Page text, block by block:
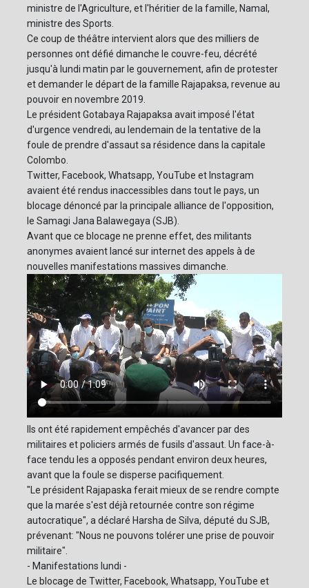
ministre de l'Agriculture, et l'héritier de la famille, Namal,
ministre des Sports.
Ce coup de théâtre intervient alors que des milliers de
personnes ont défié dimanche le couvre-feu, décrété
jusqu'à lundi matin par le gouvernement, afin de protester
et demander le départ de la famille Rajapaksa, revenue au
pouvoir en novembre 2019.
Le président Gotabaya Rajapaksa avait imposé l'état
d'urgence vendredi, au lendemain de la tentative de la
foule de prendre d'assaut sa résidence dans la capitale
Colombo.
Twitter, Facebook, Whatsapp, YouTube et Instagram
avaient été rendus inaccessibles dans tout le pays, un
blocage dénoncé par la principale alliance de l'opposition,
le Samagi Jana Balawegaya (SJB).
Avant que ce blocage ne prenne effet, des militants
anonymes avaient lancé sur internet des appels à de
nouvelles manifestations massives dimanche.
Ils ont été rapidement empêchés d'avancer par des
militaires et policiers armés de fusils d'assaut. Un face-à-
face tendu les a opposés pendant environ deux heures,
avant que la foule se disperse pacifiquement.
"Le président Rajapaska ferait mieux de se rendre compte
que la marée s'est déjà retournée contre son régime
autocratique", a déclaré Harsha de Silva, député du SJB,
prévenant: "Nous ne pouvons tolérer une prise de pouvoir
militaire".
- Manifestations lundi -
Le blocage de Twitter, Facebook, Whatsapp, YouTube et